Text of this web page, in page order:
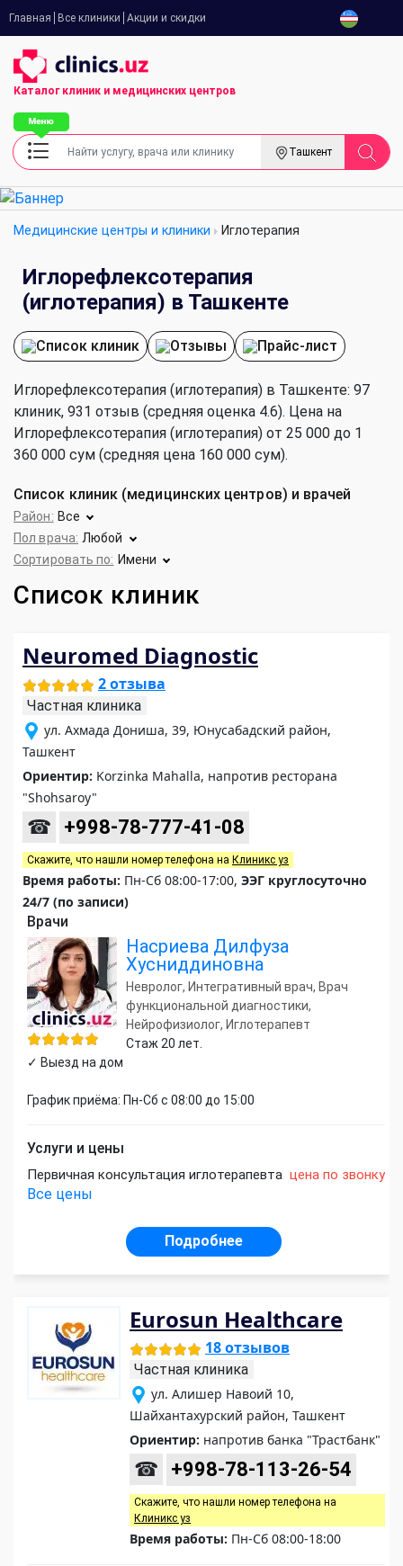
Главная Все клиники Акции и скидки
Каталог клиник и медицинских центров
Ташкент
Медицинские центры и клиники Иглотерапия
Иглорефлексотерапия
(иглотерапия) в Ташкенте
Список клиник Отзывы Прайс-лист
Иглорефлексотерапия (иглотерапия) в Ташкенте: 97
клиник, 931 отзыв (средняя оценка 4.6). Цена на
Иглорефлексотерапия (иглотерапия) от 25 000 до 1
360 000 сум (средняя цена 160 000 сум).
Список клиник (медицинских центров) и врачей
Район: Все
Пол врача: Любой
Сортировать по: Имени
Список клиник
Neuromed Diagnostic
2 отзыва
Частная клиника
ул. Ахмада Дониша, 39, Юнусабадский район,
Ташкент
Ориентир: Korzinka Mahalla, напротив ресторана
"Shohsaroy"
☎ +998-78-777-41-08
Скажите, что нашли номер телефона на Клиникс уз
Время работы: Пн-Сб 08:00-17:00, ЭЭГ круглосуточно
24/7 (по записи)
Врачи
Насриева Дилфуза
Хусниддиновна
Невролог, Интегративный врач, Врач
функциональной диагностики,
Нейрофизиолог, Иглотерапевт
Стаж 20 лет.
✓ Выезд на дом
График приёма: Пн-Сб с 08:00 до 15:00
Услуги и цены
Первичная консультация иглотерапевта цена по звонку
Все цены
Подробнее
Eurosun Healthcare
18 отзывов
Частная клиника
ул. Алишер Навоий 10,
Шайхантахурский район, Ташкент
Ориентир: напротив банка "Трастбанк"
☎ +998-78-113-26-54
Скажите, что нашли номер телефона на
Клиникс уз
Время работы: Пн-Сб 08:00-18:00